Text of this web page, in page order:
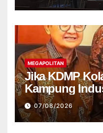
MEGAPOLITAN
Jika KDMP
Kampung
Jadi Pusat
07/08/2026